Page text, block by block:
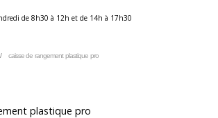
de 8h30 à 12h et de 14h à 17h30
caisse de rangement plastique pro
plastique pro